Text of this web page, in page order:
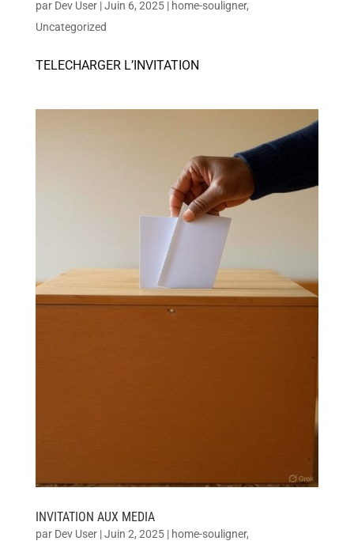
par Dev User|Juin 6, 2025| home-souligner,
Uncategorized
TELECHARGER L’INVITATION
INVITATION AUX MEDIA
par Dev User|Juin 2, 2025| home-souligner,